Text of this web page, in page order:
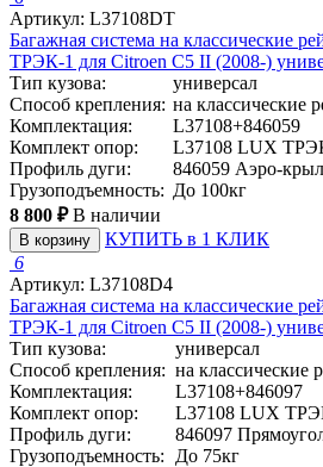
Артикул: L37108DT
Багажная система на классические
ТРЭК-1 для Citroen C5 II (2008-)
Тип кузова:
универсал
Способ крепления: на классические
Комплектация:
L37108+846059
Комплект опор:
L37108 LUX
Профиль дуги:
846059 Аэро-
Грузоподъемность: До 100кг
8 800 ₽ В наличии
В корзину
КУПИТЬ в 1 КЛИК
6
Артикул: L37108D4
Багажная система на классические
ТРЭК-1 для Citroen C5 II (2008-)
Тип кузова:
универсал
Способ крепления: на классические
Комплектация:
L37108+846097
Комплект опор:
L37108 LUX
Профиль дуги:
846097
Грузоподъемность:
До 75кг